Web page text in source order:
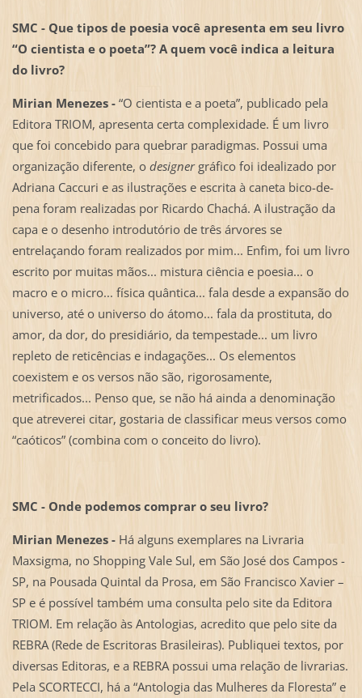
SMC - Que tipos de poesia você apresenta em seu livro
“O cientista e o poeta”? A quem você indica a leitura
do livro?
Mirian Menezes -“O cientista e a poeta”, publicado pela
Editora TRIOM, apresenta certa complexidade. É um livro
que foi concebido para quebrar paradigmas. Possui uma
organização diferente, o designer gráfico foi idealizado por
Adriana Caccuri e as ilustrações e escrita à caneta bico-de-
pena foram realizadas por Ricardo Chachá. A ilustração da
capa e o desenho introdutório de três árvores se
entrelaçando foram realizados por mim... Enfim, foi um livro
escrito por muitas mãos... mistura ciência e poesia... o
macro e o micro... física quântica... fala desde a expansão do
universo, até o universo do átomo... fala da prostituta, do
amor, da dor, do presidiário, da tempestade... um livro
repleto de reticências e indagações... Os elementos
coexistem e os versos não são, rigorosamente,
metrificados... Penso que, se não há ainda a denominação
que atreverei citar, gostaria de classificar meus versos como
“caóticos” (combina com o conceito do livro).
SMC - Onde podemos comprar o seu livro?
Mirian Menezes -Há alguns exemplares na Livraria
Maxsigma, no Shopping Vale Sul, em São José dos Campos -
SP, na Pousada Quintal da Prosa, em São Francisco Xavier –
SP e é possível também uma consulta pelo site da Editora
TRIOM. Em relação às Antologias, acredito que pelo site da
REBRA (Rede de Escritoras Brasileiras). Publiquei textos, por
diversas Editoras, e a REBRA possui uma relação de livrarias.
Pela SCORTECCI, há a “Antologia das Mulheres da Floresta” e